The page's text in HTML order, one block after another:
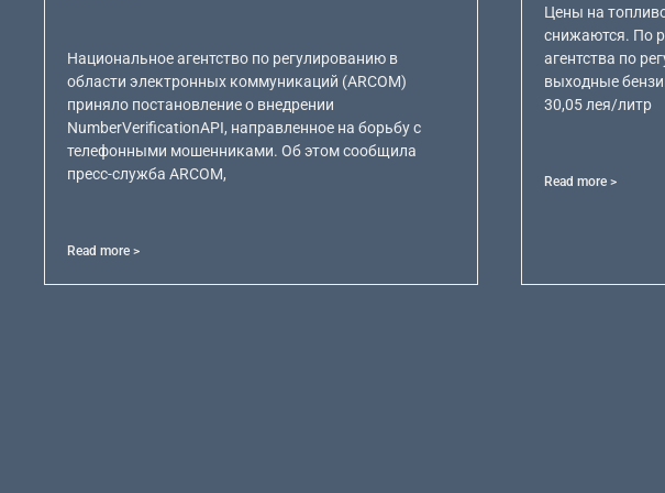
Национальное агентство по регулированию в
области электронных коммуникаций (ARCOM)
приняло постановление о внедрении
NumberVerificationAPI, направленное на борьбу с
телефонными мошенниками. Об этом сообщила
пресс-служба ARCOM,
Read more >
Цены на
снижаются. По
агентства по
выходные
30,05 лея/литр
Read more >